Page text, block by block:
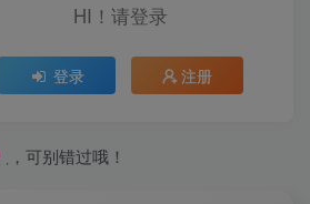
HI！请登录
登录 注册